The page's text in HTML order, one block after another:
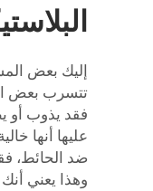
إليك بعض
تتسرب بعض
فقد يذوب أو
ضد الحائط،
وهذا يعني